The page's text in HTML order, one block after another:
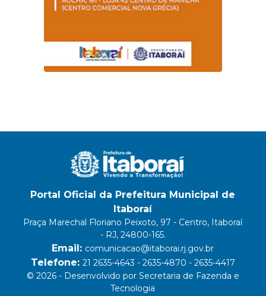
Portal Oficial da Prefeitura Municipal de
Itaboraí
Praça Marechal Floriano Peixoto, 97 - Centro, Itaboraí
- RJ, 24800-165.
Email: comunicacao@itaborai.rj.gov.br
Telefone: 21 2635-4643 - 2635-4870 - 2635-4417
© 2026 - Desenvolvido por Secretaria de Fazenda e
Tecnologia